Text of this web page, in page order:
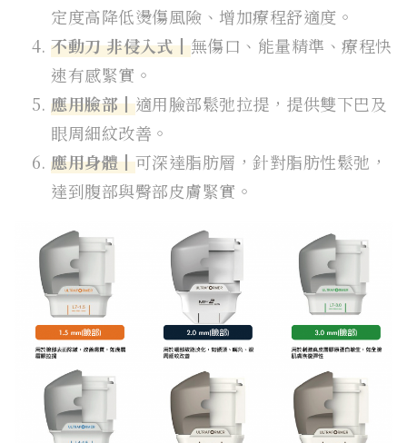
定度高降低燙傷風險、增加療程舒適度。
不動刀 非侵入式┃無傷口、能量精準、療程快
速有感緊實。
應用臉部┃適用臉部鬆弛拉提，提供雙下巴及
眼周細紋改善。
應用身體┃可深達脂肪層，針對脂肪性鬆弛，
達到腹部與臀部皮膚緊實。